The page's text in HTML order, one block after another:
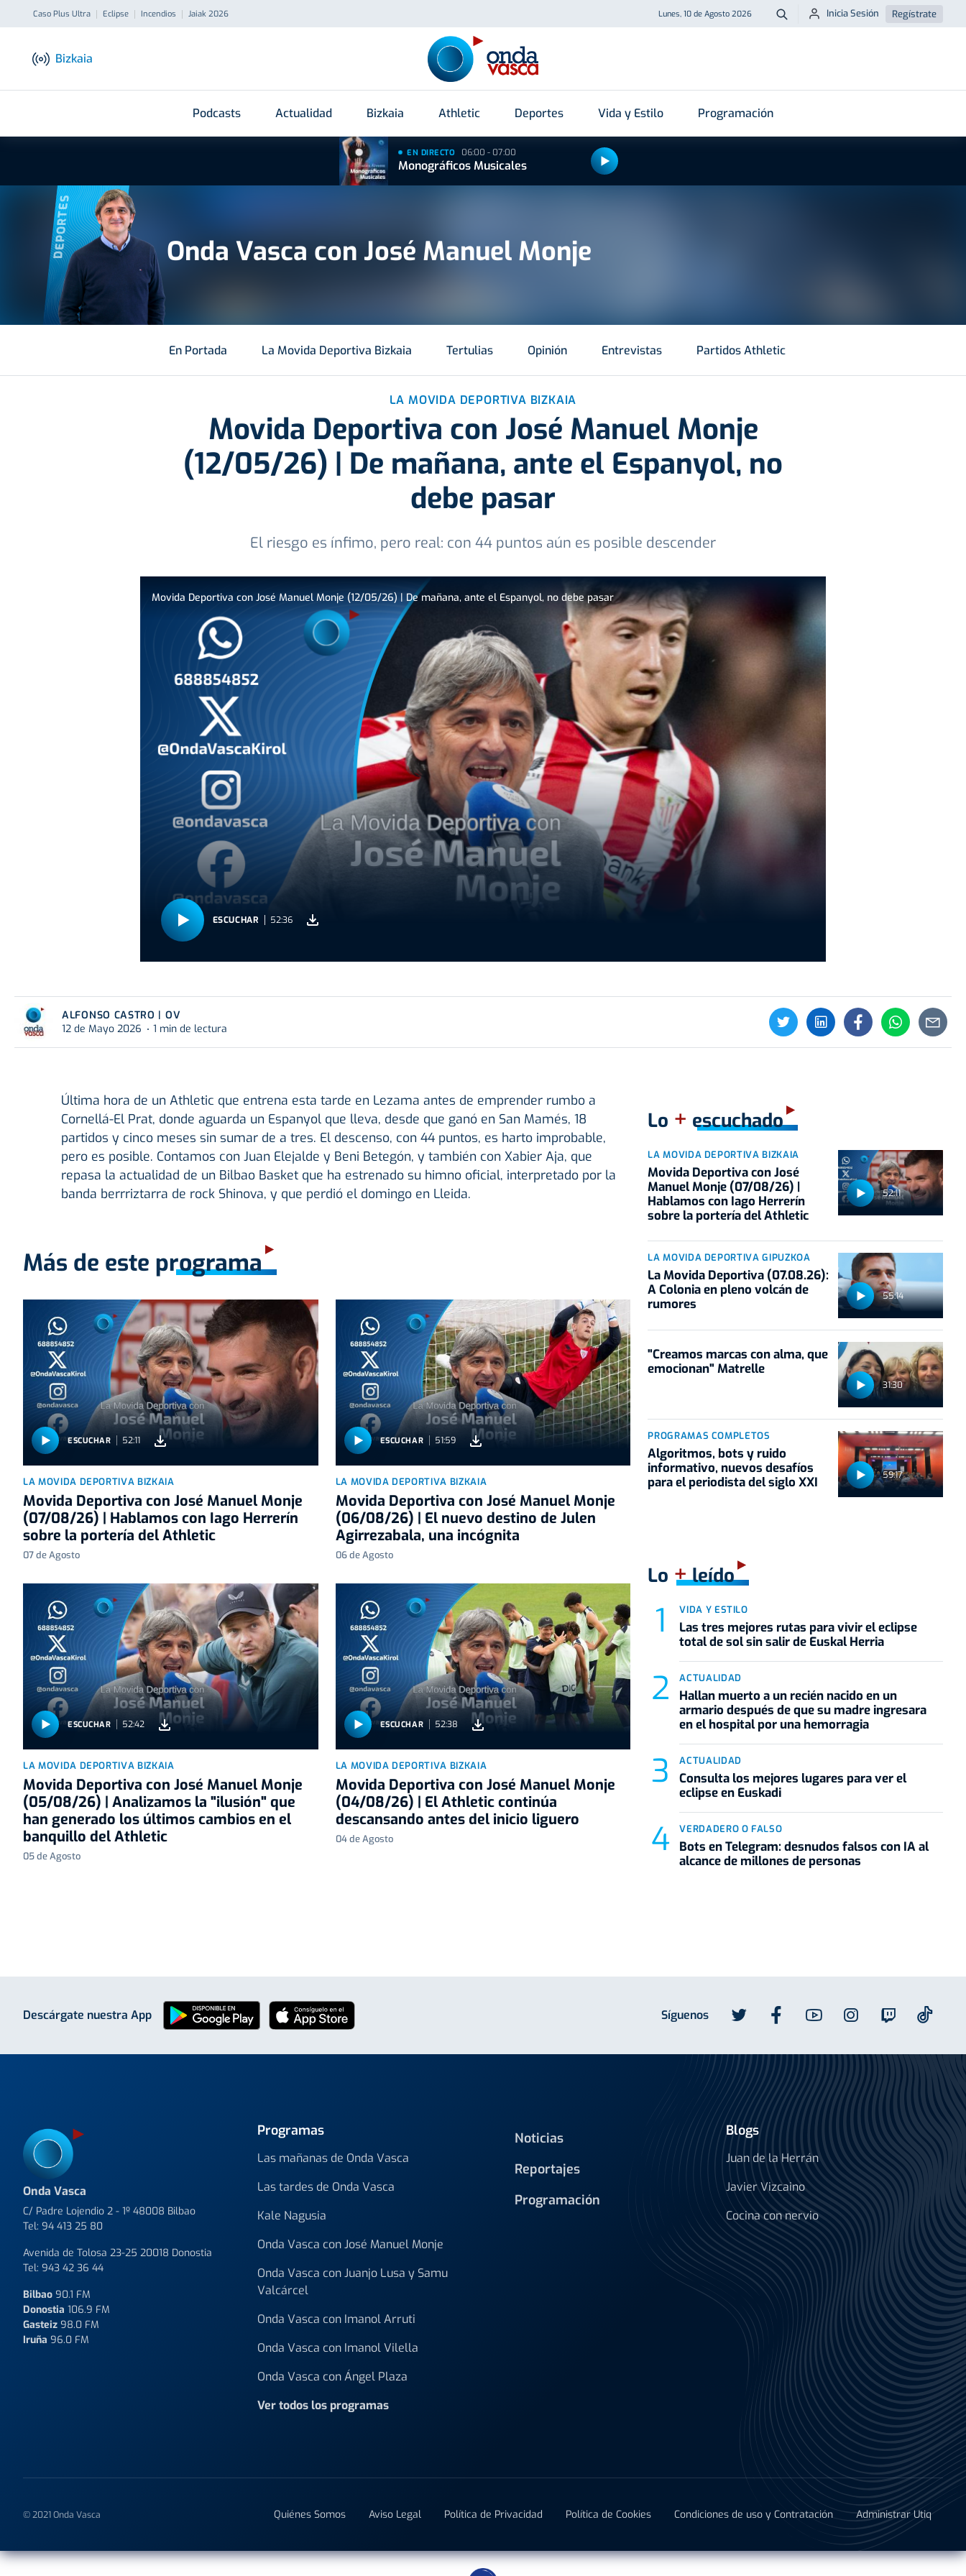
Caso Plus Ultra Eclipse Incendios Jaiak 2026 Lunes, 10 de Agosto 2026 Buscar
Inicia Sesión Regístrate
Bizkaia
Podcasts Actualidad Bizkaia Athletic Deportes Vida y Estilo Programación
EN DIRECTO 06:00 - 07:00
Monográficos Musicales
DEPORTES Onda Vasca con José Manuel Monje
En Portada La Movida Deportiva Bizkaia Tertulias Opinión Entrevistas Partidos Athletic
LA MOVIDA DEPORTIVA BIZKAIA
Movida Deportiva con José Manuel Monje
(12/05/26) | De mañana, ante el Espanyol, no
debe pasar
El riesgo es ínfimo, pero real: con 44 puntos aún es posible descender
Movida Deportiva con José Manuel Monje (12/05/26) | De mañana, ante el Espanyol, no debe pasar
ESCUCHAR 52:36
ALFONSO CASTRO | OV
12 de Mayo 2026
1 min de lectura
Última hora de un Athletic que entrena esta tarde en Lezama antes de emprender rumbo a
Cornellá-El Prat, donde aguarda un Espanyol que lleva, desde que ganó en San Mamés, 18
partidos y cinco meses sin sumar de a tres. El descenso, con 44 puntos, es harto improbable,
pero es posible. Contamos con Juan Elejalde y Beni Betegón, y también con Xabier Aja, que
repasa la actualidad de un Bilbao Basket que ha estrenado su himno oficial, interpretado por la
banda berrriztarra de rock Shinova, y que perdió el domingo en Lleida.
Más de este programa
ESCUCHAR 52:11
LA MOVIDA DEPORTIVA BIZKAIA
Movida Deportiva con José Manuel Monje
(07/08/26) | Hablamos con Iago Herrerín
sobre la portería del Athletic
07 de Agosto
ESCUCHAR 51:59
LA MOVIDA DEPORTIVA BIZKAIA
Movida Deportiva con José Manuel Monje
(06/08/26) | El nuevo destino de Julen
Agirrezabala, una incógnita
06 de Agosto
ESCUCHAR 52:42
LA MOVIDA DEPORTIVA BIZKAIA
Movida Deportiva con José Manuel Monje
(05/08/26) | Analizamos la "ilusión" que
han generado los últimos cambios en el
banquillo del Athletic
05 de Agosto
ESCUCHAR 52:38
LA MOVIDA DEPORTIVA BIZKAIA
Movida Deportiva con José Manuel Monje
(04/08/26) | El Athletic continúa
descansando antes del inicio liguero
04 de Agosto
Lo + escuchado
52:11
LA MOVIDA DEPORTIVA BIZKAIA
Movida Deportiva con José
Manuel Monje (07/08/26) |
Hablamos con Iago Herrerín
sobre la portería del Athletic
55:14
LA MOVIDA DEPORTIVA GIPUZKOA
La Movida Deportiva (07.08.26):
A Colonia en pleno volcán de
rumores
31:30
"Creamos marcas con alma, que
emocionan" Matrelle
59:17
PROGRAMAS COMPLETOS
Algoritmos, bots y ruido
informativo, nuevos desafíos
para el periodista del siglo XXI
Lo +leído
VIDA Y ESTILO
Las tres mejores rutas para vivir el eclipse
total de sol sin salir de Euskal Herria
ACTUALIDAD
Hallan muerto a un recién nacido en un
armario después de que su madre ingresara
en el hospital por una hemorragia
ACTUALIDAD
Consulta los mejores lugares para ver el
eclipse en Euskadi
VERDADERO O FALSO
Bots en Telegram: desnudos falsos con IA al
alcance de millones de personas
Síguenos
Descárgate nuestra App
Programas
Las mañanas de Onda Vasca
Las tardes de Onda Vasca
Kale Nagusia
Onda Vasca con José Manuel Monje
Onda Vasca con Juanjo Lusa y Samu
Valcárcel
Onda Vasca con Imanol Arruti
Onda Vasca con Imanol Vilella
Onda Vasca con Ángel Plaza
Ver todos los programas
Noticias
Reportajes
Programación
Blogs
Juan de la Herrán
Javier Vizcaino
Cocina con nervio
Onda Vasca
C/ Padre Lojendio 2 - 1º 48008 Bilbao
Tel: 94 413 25 80
Avenida de Tolosa 23-25 20018 Donostia
Tel: 943 42 36 44
Bilbao 90.1 FM
Donostia 106.9 FM
Gasteiz 98.0 FM
Iruña 96.0 FM
Quiénes Somos Aviso Legal Política de Privacidad Política de Cookies Condiciones de uso y Contratación Administrar Utiq
© 2021 Onda Vasca